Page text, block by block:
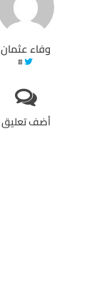
وفاء عثمان
#
أضف تعليق